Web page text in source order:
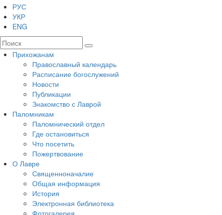
РУС
УКР
ENG
Прихожанам
Православный календарь
Расписание богослужений
Новости
Публикации
Знакомство с Лаврой
Паломникам
Паломнический отдел
Где остановиться
Что посетить
Пожертвование
О Лавре
Священноначалие
Общая информация
История
Электронная библиотека
Фотогалерея